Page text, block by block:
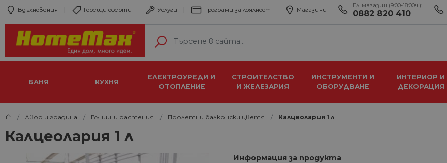
Вдъхновения Горещи оферти Услуги Програми за лоялност Магазини
Ел. магазин (9:00-18:00ч.):
0882 820 410
БАНЯ КУХНЯ
ЕЛЕКТРОУРЕДИ И
ОТОПЛЕНИЕ
СТРОИТЕЛСТВО
И ЖЕЛЕЗАРИЯ
ИНСТРУМЕНТИ И
ОБОРУДВАНЕ
ИНТЕРИОР И
ДЕКОРАЦИЯ
Двор и градина Външни растения Пролетни балконски цветя Калцеолария 1 л
Калцеолария 1 л
Информация за продукта